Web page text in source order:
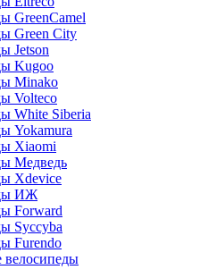
GreenCamel
Green City
Jetson
Kugoo
Minako
Volteco
White Siberia
Yokamura
Xiaomi
Медведь
Xdevice
ИЖ
Forward
Syccyba
Furendo
велосипеды